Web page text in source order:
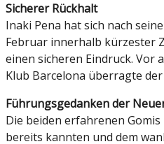
Sicherer Rückhalt
Inaki Pena hat sich nach
Februar innerhalb kürzester
einen sicheren Eindruck. Vor
Klub Barcelona überragte
Führungsgedanken der
Die beiden erfahrenen Gomis
bereits kannten und dem